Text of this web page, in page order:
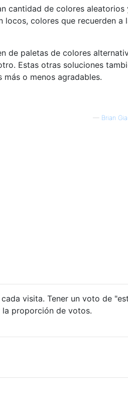
cantidad de colores aleatorios
locos, colores que recuerden a
de paletas de colores
Estas otras soluciones
o menos agradables.
— Brian
visita. Tener un voto de
proporción de votos.